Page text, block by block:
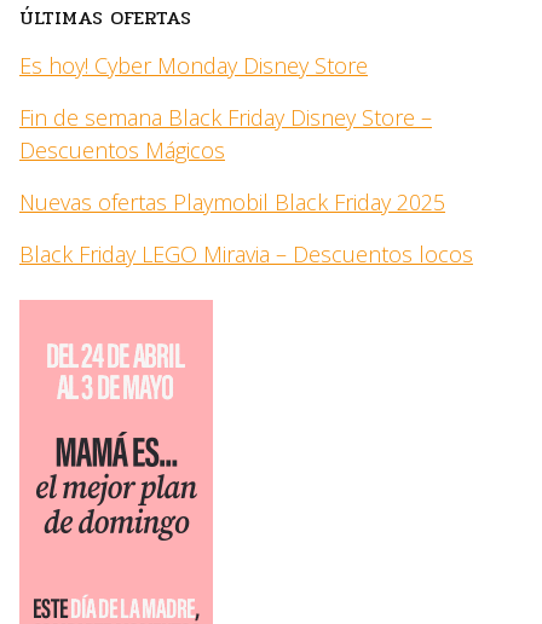
ÚLTIMAS OFERTAS
Es hoy! Cyber Monday Disney Store
Fin de semana Black Friday Disney Store –
Descuentos Mágicos
Nuevas ofertas Playmobil Black Friday 2025
Black Friday LEGO Miravia – Descuentos locos